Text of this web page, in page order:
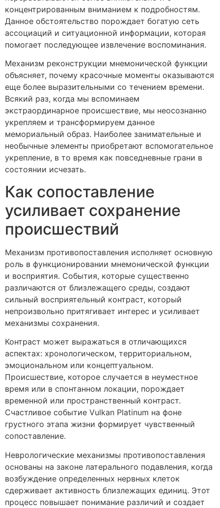
концентрированным вниманием к подробностям.
Данное обстоятельство порождает богатую сеть
ассоциаций и ситуационной информации, которая
помогает последующее извлечение воспоминания.
Механизм реконструкции мнемонической функции
объясняет, почему красочные моменты оказываются
еще более выразительными со течением времени.
Всякий раз, когда мы вспоминаем
экстраординарное происшествие, мы неосознанно
укрепляем и трансформируем данное
мемориальный образ. Наиболее занимательные и
необычные элементы приобретают вспомогательное
укрепление, в то время как повседневные грани в
состоянии исчезать.
Как сопоставление
усиливает сохранение
происшествий
Механизм противопоставления исполняет основную
роль в функционировании мнемонической функции
и восприятия. События, которые существенно
различаются от близлежащего среды, создают
сильный восприятельный контраст, который
непроизвольно притягивает интерес и усиливает
механизмы сохранения.
Контраст может выражаться в отличающихся
аспектах: хронологическом, территориальном,
эмоциональном или концептуальном.
Происшествие, которое случается в неуместное
время или в спонтанном локации, порождает
временной или пространственный контраст.
Счастливое событие Vulkan Platinum на фоне
грустного этапа жизни формирует чувственный
сопоставление.
Неврологические механизмы противопоставления
основаны на законе латерального подавления, когда
возбуждение определенных нервных клеток
сдерживает активность близлежащих единиц. Этот
процесс повышает понимание различий и создает